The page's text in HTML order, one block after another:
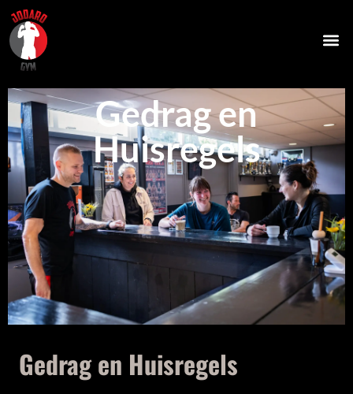
Gedrag en
Huisregels
Gedrag en Huisregels